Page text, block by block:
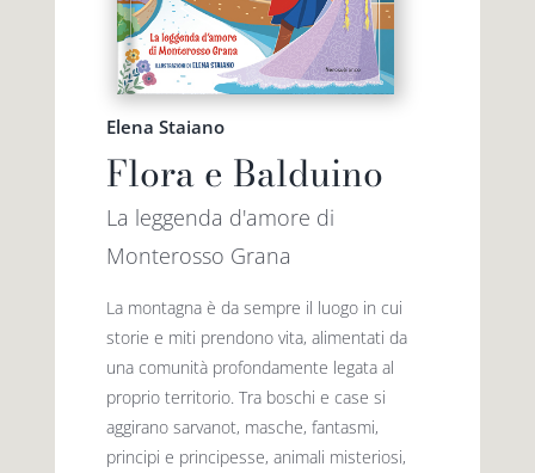
Elena Staiano
Flora e Balduino
La leggenda d'amore di
Monterosso Grana
La montagna è da sempre il luogo in cui
storie e miti prendono vita, alimentati da
una comunità profondamente legata al
proprio territorio. Tra boschi e case si
aggirano sarvanot, masche, fantasmi,
principi e principesse, animali misteriosi,